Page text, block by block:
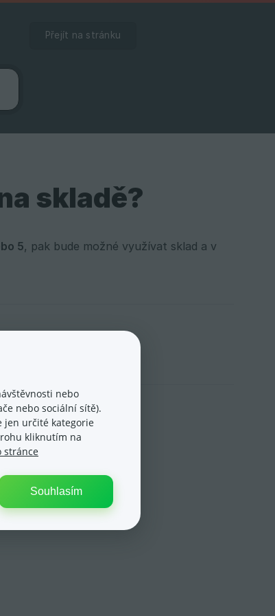
Přejít na stránku
skladě?
5, pak bude možné využívat sklad a v
Ano Ne
nebo
nebo sociální sítě).
jen určité kategorie
kliknutím na
stránce
Souhlasím